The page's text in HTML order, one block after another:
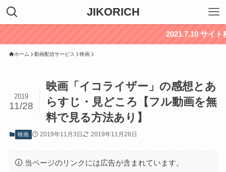
JIKORICH
2021.7.10 サイト移行中につき
ホーム 動画配信サービス 映画
映画「イコライザー」の感想とあ
らすじ・見どころ【フル動画を無
料で見る方法あり】
2019
11/28
映画 2019年11月3日 2019年11月28日
当ページのリンクには広告が含まれています。